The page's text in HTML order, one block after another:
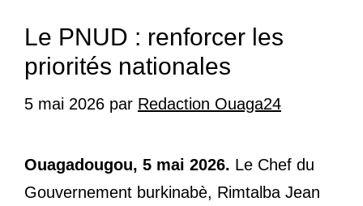
Le PNUD : renforcer les
priorités nationales
5 mai 2026 par Redaction Ouaga24
Ouagadougou, 5 mai 2026. Le Chef du
Gouvernement burkinabè, Rimtalba Jean